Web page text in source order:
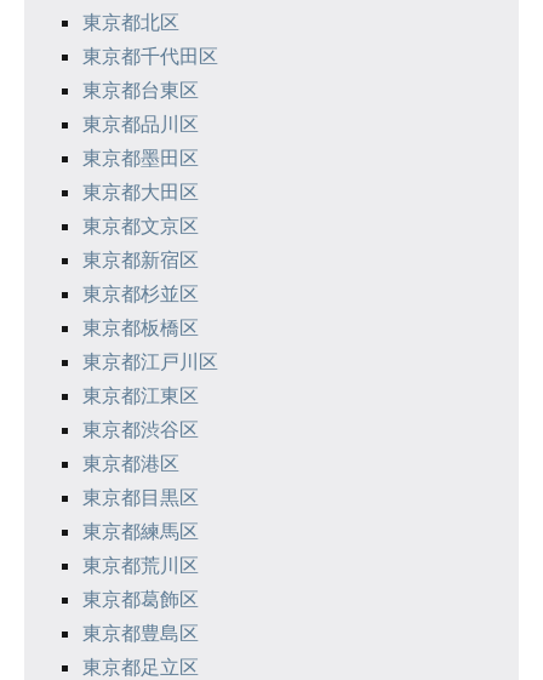
東京都北区
東京都千代田区
東京都台東区
東京都品川区
東京都墨田区
東京都大田区
東京都文京区
東京都新宿区
東京都杉並区
東京都板橋区
東京都江戸川区
東京都江東区
東京都渋谷区
東京都港区
東京都目黒区
東京都練馬区
東京都荒川区
東京都葛飾区
東京都豊島区
東京都足立区